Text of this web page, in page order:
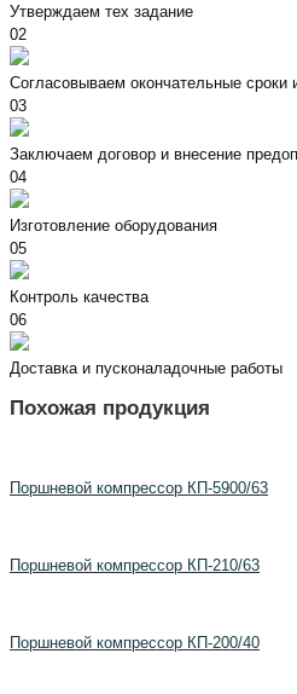
Утверждаем тех задание
02
Согласовываем окончательные сроки
03
Заключаем договор и внесение
04
Изготовление оборудования
05
Контроль качества
06
Доставка и пусконаладочные работы
Похожая продукция
Поршневой компрессор КП-5900/63
Поршневой компрессор КП-210/63
Поршневой компрессор КП-200/40